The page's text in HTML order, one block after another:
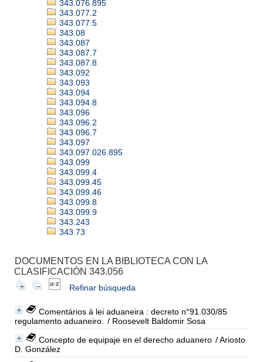
343.076.895
343.077.2
343.077.5
343.08
343.087
343.087.7
343.087.8
343.092
343.093
343.094
343.094.8
343.096
343.096.2
343.096.7
343.097
343.097.026.895
343.099
343.099.4
343.099.45
343.099.46
343.099.8
343.099.9
343.243
343.73
DOCUMENTOS EN LA BIBLIOTECA CON LA
CLASIFICACIÓN 343.056
Refinar búsqueda
Comentários à lei aduaneira : decreto n°91.030/85
regulamento aduaneiro.
/ Roosevelt Baldomir Sosa
Concepto de equipaje en el derecho aduanero / Ariosto
D. González